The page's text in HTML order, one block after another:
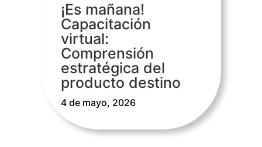
¡Es mañana!
Capacitación
virtual:
Comprensión
estratégica del
producto destino
4 de mayo, 2026